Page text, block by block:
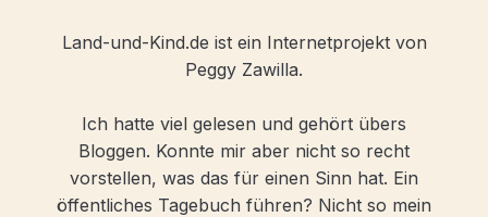
Land-und-Kind.de ist ein Internetprojekt von
Peggy Zawilla.
Ich hatte viel gelesen und gehört übers
Bloggen. Konnte mir aber nicht so recht
vorstellen, was das für einen Sinn hat. Ein
öffentliches Tagebuch führen? Nicht so mein